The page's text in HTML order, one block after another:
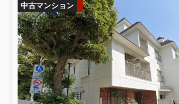
中古マンション